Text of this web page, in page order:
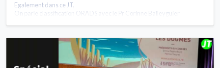
Egalement dans ce JT,
On parle classification ORADS avec le Pr Corinne Balleyguier